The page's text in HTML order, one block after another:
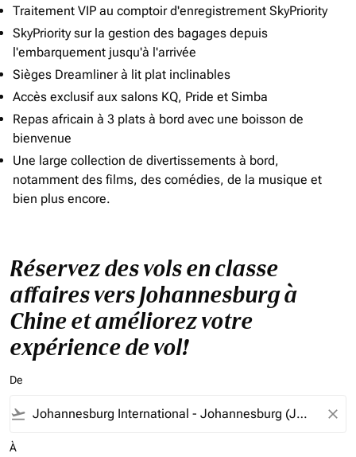
Traitement VIP au comptoir d'enregistrement SkyPriority
SkyPriority sur la gestion des bagages depuis
l'embarquement jusqu'à l'arrivée
Sièges Dreamliner à lit plat inclinables
Accès exclusif aux salons KQ, Pride et Simba
Repas africain à 3 plats à bord avec une boisson de
bienvenue
Une large collection de divertissements à bord,
notamment des films, des comédies, de la musique et
bien plus encore.
Réservez des vols en classe
affaires vers Johannesburg à
Chine et améliorez votre
expérience de vol!
De
flight_takeoff close
À